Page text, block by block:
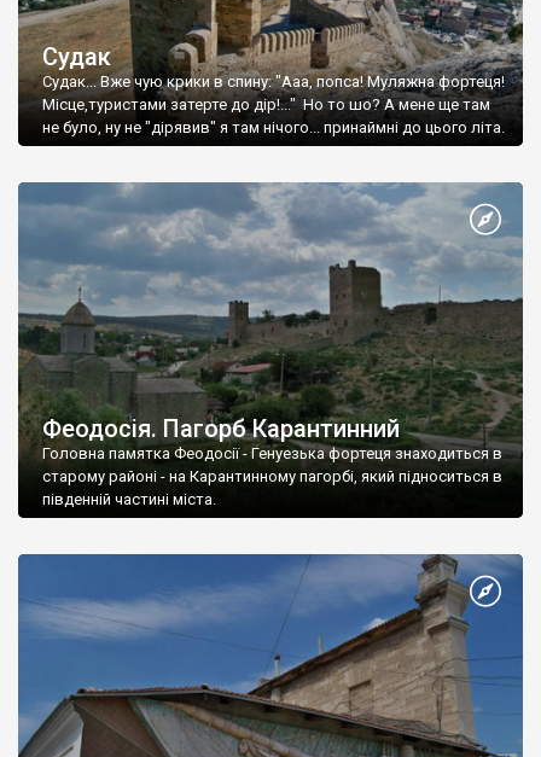
Судак
Судак... Вже чую крики в спину: "Ааа, попса! Муляжна фортеця!
Місце,туристами затерте до дір!..." Но то шо? А мене ще там
не було, ну не "дірявив" я там нічого... принаймні до цього літа.
Феодосія. Пагорб Карантинний
Головна памятка Феодосії - Генуезька фортеця знаходиться в
старому районі - на Карантинному пагорбі, який підноситься в
південній частині міста.